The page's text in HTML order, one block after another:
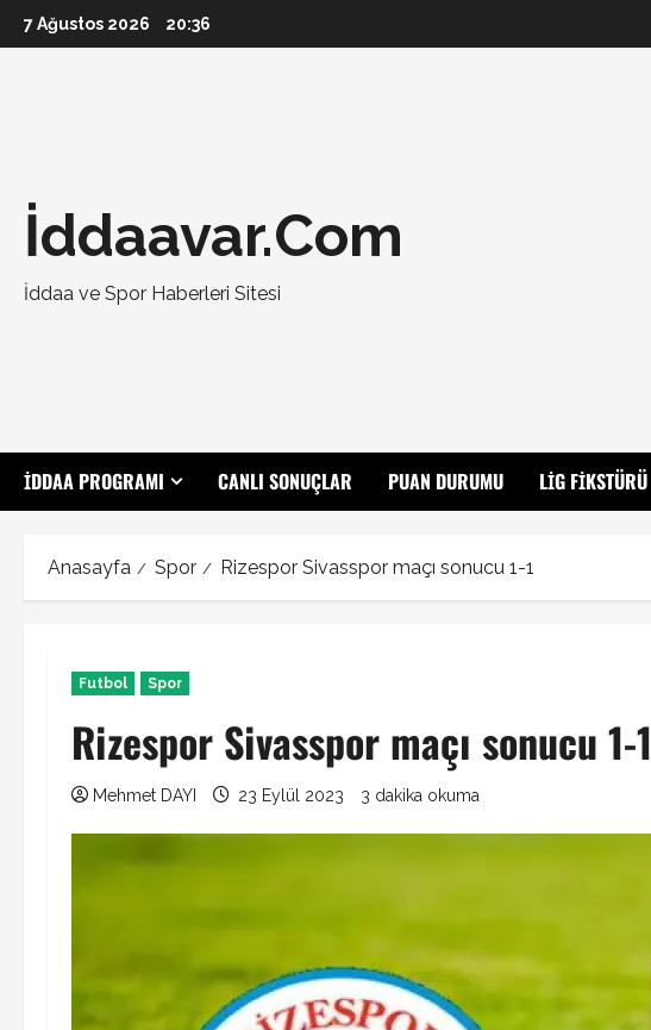
Skip
to
7 Ağustos 2026 20:36
İddaavar.Com
İddaa ve Spor Haberleri Sitesi
İDDAA PROGRAMI CANLI SONUÇLAR PUAN DURUMU LIG FIKSTÜRÜ
Anasayfa Spor Rizespor Sivasspor maçı sonucu 1-1
Futbol Spor
Rizespor Sivasspor maçı sonucu 1-1
Mehmet DAYI 23 Eylül 2023 3 dakika okuma